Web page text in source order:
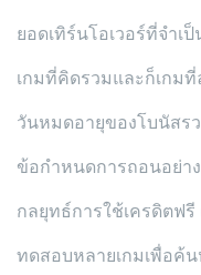
ยอดเทิร์นโอเวอร์ที่จำเ
เกมที่คิดรวมและก็เกม
วันหมดอายุของโบนัสร
ข้อกำหนดการถอนอย่า
กลยุทธ์การใช้เครดิตฟรี
ทดสอบหลายเกมเพื่อค้